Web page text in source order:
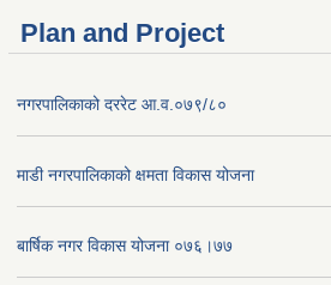
Plan and Project
नगरपालिकाको दररेट आ.व.०७९/८०
माडी नगरपालिकाको क्षमता विकास योजना
बार्षिक नगर विकास योजना ०७६।७७